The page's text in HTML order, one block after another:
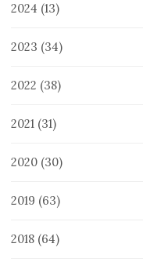
2024 (13)
2023 (34)
2022 (38)
2021 (31)
2020 (30)
2019 (63)
2018 (64)